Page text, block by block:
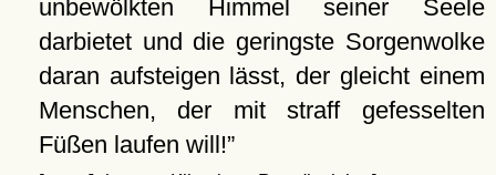
unbewölkten Himmel seiner Seele
darbietet und die geringste Sorgenwolke
daran aufsteigen lässt, der gleicht einem
Menschen, der mit straff gefesselten
Füßen laufen will!